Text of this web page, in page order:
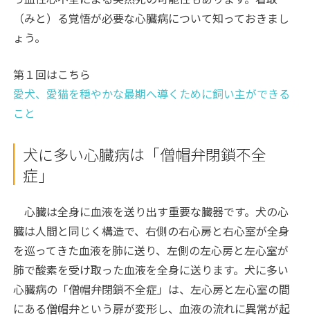
（みと）る覚悟が必要な心臓病について知っておきまし
ょう。
第１回はこちら
愛犬、愛猫を穏やかな最期へ導くために飼い主ができる
こと
犬に多い心臓病は「僧帽弁閉鎖不全
症」
心臓は全身に血液を送り出す重要な臓器です。犬の心
臓は人間と同じく構造で、右側の右心房と右心室が全身
を巡ってきた血液を肺に送り、左側の左心房と左心室が
肺で酸素を受け取った血液を全身に送ります。犬に多い
心臓病の「僧帽弁閉鎖不全症」は、左心房と左心室の間
にある僧帽弁という扉が変形し、血液の流れに異常が起